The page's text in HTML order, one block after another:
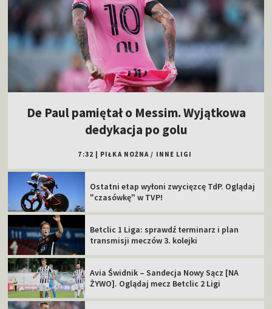
De Paul pamiętał o Messim. Wyjątkowa
dedykacja po golu
7:32 PIŁKA NOŻNA / INNE LIGI
Ostatni etap wyłoni zwycięzcę TdP. Oglądaj
"czasówkę" w TVP!
Betclic 1 Liga: sprawdź terminarz i plan
transmisji meczów 3. kolejki
Avia Świdnik – Sandecja Nowy Sącz [NA
ŻYWO]. Oglądaj mecz Betclic 2 Ligi